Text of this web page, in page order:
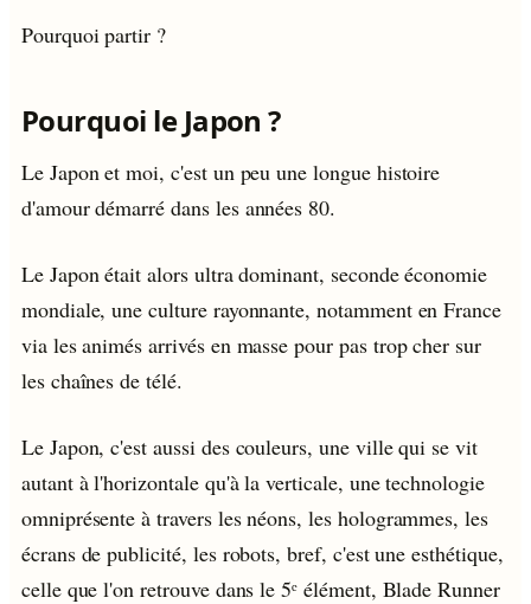
Pourquoi partir ?
Pourquoi le Japon ?
Le Japon et moi, c'est un peu une longue histoire
d'amour démarré dans les années 80.
Le Japon était alors ultra dominant, seconde économie
mondiale, une culture rayonnante, notamment en France
via les animés arrivés en masse pour pas trop cher sur
les chaînes de télé.
Le Japon, c'est aussi des couleurs, une ville qui se vit
autant à l'horizontale qu'à la verticale, une technologie
omniprésente à travers les néons, les hologrammes, les
écrans de publicité, les robots, bref, c'est une esthétique,
celle que l'on retrouve dans le 5ᵉ élément, Blade Runner